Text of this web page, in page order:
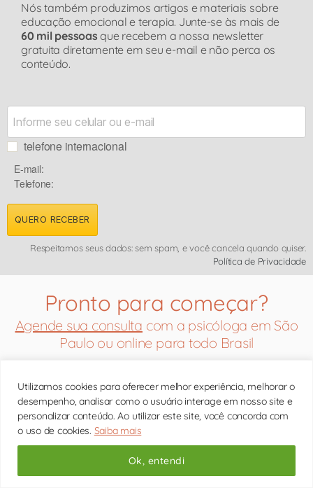
Utilizamos cookies para oferecer melhor experiência, melhorar o
desempenho, analisar como o usuário interage em nosso site e
personalizar conteúdo. Ao utilizar este site, você concorda com
o uso de cookies. Saiba mais
Ok, entendi
Nós também produzimos artigos e materiais sobre
educação emocional e terapia. Junte-se às mais de
60 mil pessoas que recebem a nossa newsletter
gratuita diretamente em seu e-mail e não perca os
conteúdo.
telefone internacional
E-mail:
Telefone:
QUERO RECEBER
Respeitamos seus dados: sem spam, e você cancela quando quiser.
Política de Privacidade
Pronto para começar?
Agende sua consulta com a psicóloga em São
Paulo ou online para todo Brasil
Rosana Ferreira